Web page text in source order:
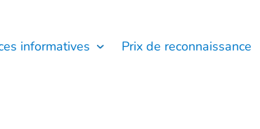
informatives Prix de reconnaissance